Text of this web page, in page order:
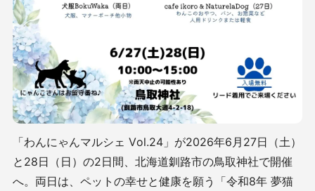
「わんにゃんマルシェ Vol.24」が2026年6月27日（土）
と28日（日）の2日間、北海道釧路市の鳥取神社で開催
へ。両日は、ペットの幸せと健康を願う「令和8年 夢猫